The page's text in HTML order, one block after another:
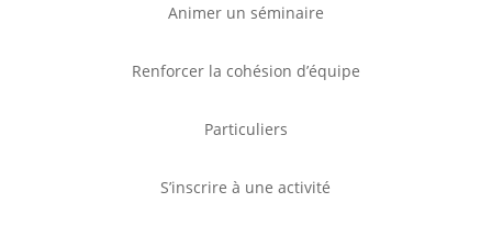
Animer un séminaire
Renforcer la cohésion d’équipe
Particuliers
S’inscrire à une activité